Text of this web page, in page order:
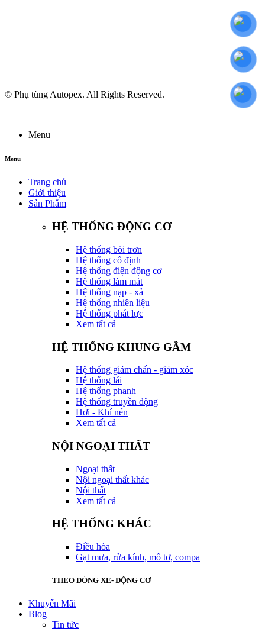
© Phụ tùng Autopex. All Rights Reserved.
Menu
Menu
Trang chủ
Giới thiệu
Sản Phẩm
HỆ THỐNG ĐỘNG CƠ
Hệ thống bôi trơn
Hệ thống cố định
Hệ thống điện động cơ
Hệ thống làm mát
Hệ thống nạp - xả
Hệ thống nhiên liệu
Hệ thống phát lực
Xem tất cả
HỆ THỐNG KHUNG GẦM
Hệ thống giảm chấn - giảm xóc
Hệ thống lái
Hệ thống phanh
Hệ thống truyền động
Hơi - Khí nén
Xem tất cả
NỘI NGOẠI THẤT
Ngoại thất
Nội ngoại thất khác
Nội thất
Xem tất cả
HỆ THỐNG KHÁC
Điều hòa
Gạt mưa, rửa kính, mô tơ, compa
THEO DÒNG XE- ĐỘNG CƠ
Khuyến Mãi
Blog
Tin tức